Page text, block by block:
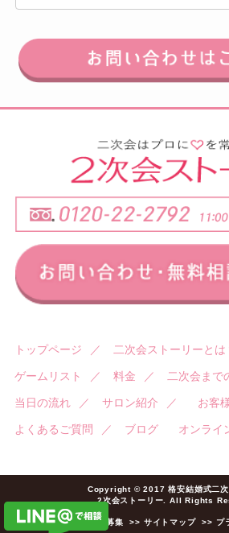
トップページ ／ 二次会ストーリーとは
ゲームリスト ／ 料金 ／ 二次会まで
当日の流れ ／ サロン紹介 ／ お客
よくあるご質問 ／ ブログ オンライ
Copyright © 2017 格安結婚式二次
2次会ストーリー. All Rights
>> 加盟店様募集 >> サイトマップ >> プ